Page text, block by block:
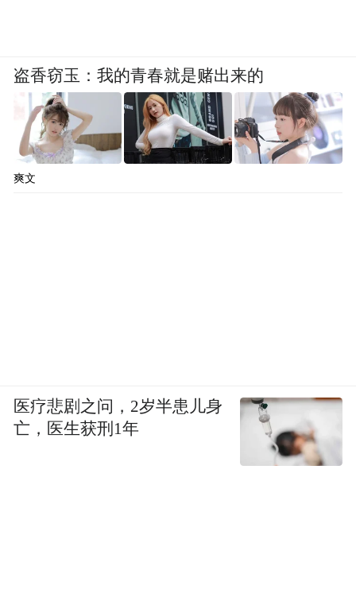
盗香窃玉：我的青春就是赌出来的
爽文
医疗悲剧之问，2岁半患儿身
亡，医生获刑1年